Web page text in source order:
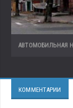
АВТОМОБИЛЬНАЯ
КОММЕНТАРИИ